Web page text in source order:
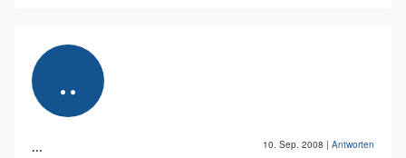
... 10. Sep. 2008 | Antworten